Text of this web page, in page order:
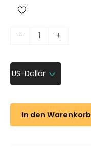
-
e
l
i
+
US-Dollar
In den Warenkorb